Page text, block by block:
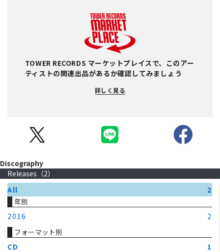
TOWER RECORDS マーケットプレイスで、このアー
ティストの関連出品があるか確認してみましょう
詳しく見る
Discography
Releases（2）
All
2
年別
2016
2
フォーマット別
CD
1